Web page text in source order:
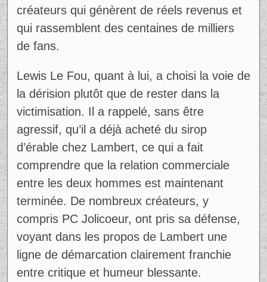
créateurs qui génèrent de réels revenus et
qui rassemblent des centaines de milliers
de fans.
Lewis Le Fou, quant à lui, a choisi la voie de
la dérision plutôt que de rester dans la
victimisation. Il a rappelé, sans être
agressif, qu’il a déjà acheté du sirop
d’érable chez Lambert, ce qui a fait
comprendre que la relation commerciale
entre les deux hommes est maintenant
terminée. De nombreux créateurs, y
compris PC Jolicoeur, ont pris sa défense,
voyant dans les propos de Lambert une
ligne de démarcation clairement franchie
entre critique et humeur blessante.